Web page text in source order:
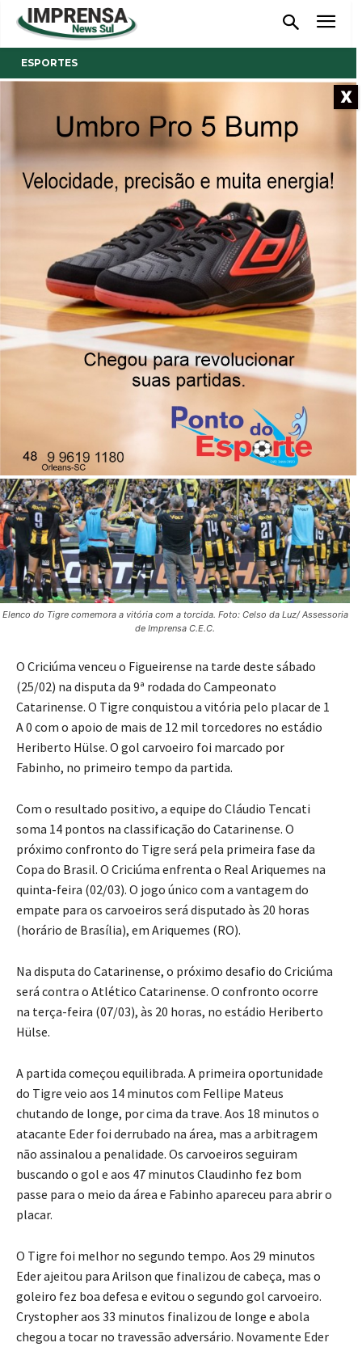
ESPORTES
Tigre vence o Figueirense no
Majestoso
O Tigre conquistou a vitória pelo placar de 1 A 0
Publicado por Reinaldo Coan 26/02/2023
Elenco do Tigre comemora a vitória com a torcida. Foto: Celso da Luz/ Assessoria
de Imprensa C.E.C.
O Criciúma venceu o Figueirense na tarde deste sábado
(25/02) na disputa da 9ª rodada do Campeonato
Catarinense. O Tigre conquistou a vitória pelo placar de 1
A 0 com o apoio de mais de 12 mil torcedores no estádio
Heriberto Hülse. O gol carvoeiro foi marcado por
Fabinho, no primeiro tempo da partida.
Com o resultado positivo, a equipe do Cláudio Tencati
soma 14 pontos na classificação do Catarinense. O
próximo confronto do Tigre será pela primeira fase da
Copa do Brasil. O Criciúma enfrenta o Real Ariquemes na
quinta-feira (02/03). O jogo único com a vantagem do
empate para os carvoeiros será disputado às 20 horas
(horário de Brasília), em Ariquemes (RO).
Na disputa do Catarinense, o próximo desafio do Criciúma
será contra o Atlético Catarinense. O confronto ocorre
na terça-feira (07/03), às 20 horas, no estádio Heriberto
Hülse.
A partida começou equilibrada. A primeira oportunidade
do Tigre veio aos 14 minutos com Fellipe Mateus
chutando de longe, por cima da trave. Aos 18 minutos o
atacante Eder foi derrubado na área, mas a arbitragem
não assinalou a penalidade. Os carvoeiros seguiram
buscando o gol e aos 47 minutos Claudinho fez bom
passe para o meio da área e Fabinho apareceu para abrir o
placar.
O Tigre foi melhor no segundo tempo. Aos 29 minutos
Eder ajeitou para Arilson que finalizou de cabeça, mas o
goleiro fez boa defesa e evitou o segundo gol carvoeiro.
Crystopher aos 33 minutos finalizou de longe e abola
chegou a tocar no travessão adversário. Novamente Eder
X